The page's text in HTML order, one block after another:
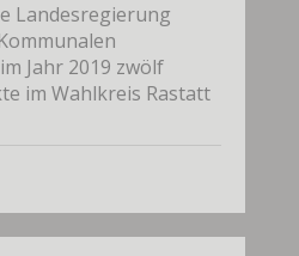
Landesregierung
Jahr 2019 zwölf
im Wahlkreis Rastatt